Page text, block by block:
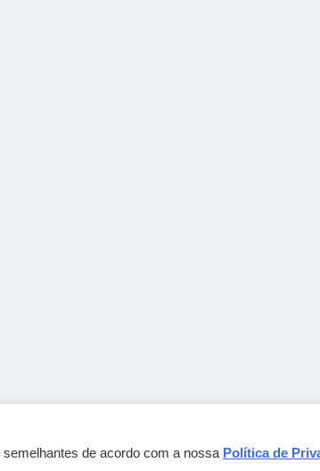
Gebbeg
de acordo com a nossa Política de